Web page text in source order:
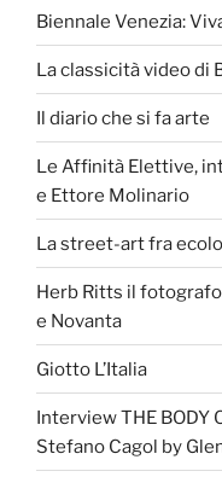
Biennale Venezia:
La classicità video di
Il diario che si fa arte
Le Affinità Elettive,
e Ettore Molinario
La street-art fra
Herb Ritts il fotografo
e Novanta
Giotto L’Italia
Interview THE BODY
Stefano Cagol by